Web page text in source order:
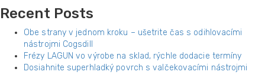
Recent Posts
Obe strany v jednom kroku – ušetrite čas s odihlovacími
nástrojmi Cogsdill
Frézy LAGUN vo výrobe na sklad, rýchle dodacie termíny
Dosiahnite superhladký povrch s valčekovacími nástrojmi